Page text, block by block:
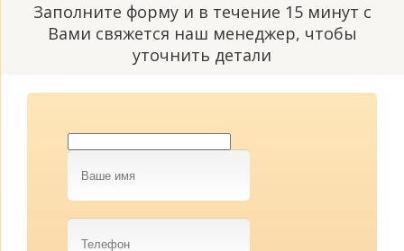
Заполните форму и в течение 15 минут с
Вами свяжется наш менеджер, чтобы
уточнить детали
Ваше
имя
Телефон